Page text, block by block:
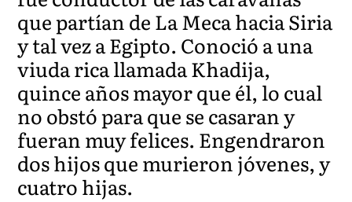
que partían de La Meca hacia Siria
y tal vez a Egipto. Conoció a una
viuda rica llamada Khadija,
quince años mayor que él, lo cual
no obstó para que se casaran y
fueran muy felices. Engendraron
dos hijos que murieron jóvenes, y
cuatro hijas.